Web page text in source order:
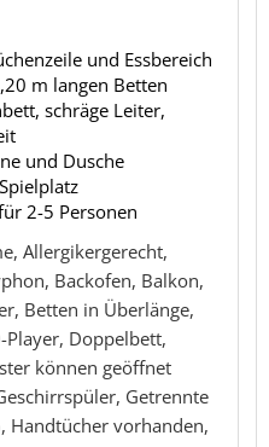
und Essbereich
m langen Betten
schräge Leiter,
und Dusche
2-5 Personen
Allergikergerecht,
Backofen, Balkon,
Betten in Überlänge,
Player, Doppelbett,
können geöffnet
Getrennte
Handtücher vorhanden,